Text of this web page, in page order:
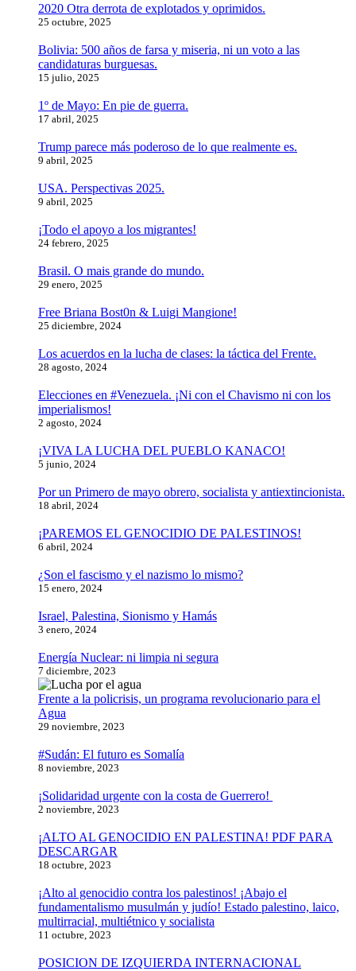
2020 Otra derrota de explotados y oprimidos.
25 octubre, 2025
Bolivia: 500 años de farsa y miseria, ni un voto a las
candidaturas burguesas.
15 julio, 2025
1º de Mayo: En pie de guerra.
17 abril, 2025
Trump parece más poderoso de lo que realmente es.
9 abril, 2025
USA. Perspectivas 2025.
9 abril, 2025
¡Todo el apoyo a los migrantes!
24 febrero, 2025
Brasil. O mais grande do mundo.
29 enero, 2025
Free Briana Bost0n & Luigi Mangione!
25 diciembre, 2024
Los acuerdos en la lucha de clases: la táctica del Frente.
28 agosto, 2024
Elecciones en #Venezuela. ¡Ni con el Chavismo ni con los
imperialismos!
2 agosto, 2024
¡VIVA LA LUCHA DEL PUEBLO KANACO!
5 junio, 2024
Por un Primero de mayo obrero, socialista y antiextincionista.
18 abril, 2024
¡PAREMOS EL GENOCIDIO DE PALESTINOS!
6 abril, 2024
¿Son el fascismo y el nazismo lo mismo?
15 enero, 2024
Israel, Palestina, Sionismo y Hamás
3 enero, 2024
Energía Nuclear: ni limpia ni segura
7 diciembre, 2023
Frente a la policrisis, un programa revolucionario para el
Agua
29 noviembre, 2023
#Sudán: El futuro es Somalía
8 noviembre, 2023
¡Solidaridad urgente con la costa de Guerrero!
2 noviembre, 2023
¡ALTO AL GENOCIDIO EN PALESTINA! PDF PARA
DESCARGAR
18 octubre, 2023
¡Alto al genocidio contra los palestinos! ¡Abajo el
fundamentalismo musulmán y judío! Estado palestino, laico,
multirracial, multiétnico y socialista
11 octubre, 2023
POSICION DE IZQUIERDA INTERNACIONAL